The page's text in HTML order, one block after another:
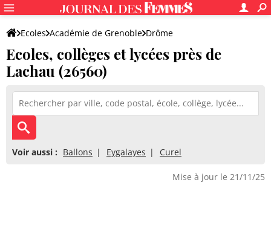
Ecoles Académie de Grenoble Drôme
Ecoles, collèges et lycées près de
Lachau (26560)
Voir aussi : Ballons Eygalayes Curel
Mise à jour le 21/11/25